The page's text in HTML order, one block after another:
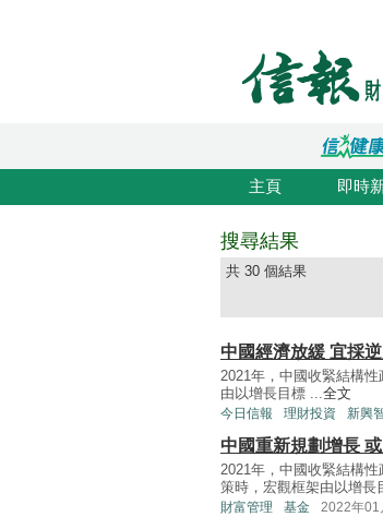
主頁 即時
搜尋結果
共 30 個結果
中國經濟放緩 宜採
2021年，中國收緊結構
由以增長目標 ...全文
今日信報 理財投資 新興
中國重新規劃增長
2021年，中國收緊結構
策時，宏觀框架由以增長
財富管理 基金 2022年01